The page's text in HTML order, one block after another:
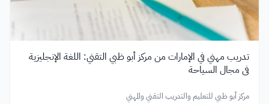
تدريب مهني في الإمارات من مركز أبو ظبي التقني: اللغة الإنجليزية
في مجال السياحة
مركز أبو ظبي للتعليم والتدريب التقني والمهني